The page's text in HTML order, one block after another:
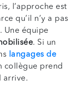
l’approche est
qu’il n’y a pas
Une équipe
. Si un
langages de
collègue prend
arrive.